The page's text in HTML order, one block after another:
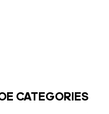
CATEGORIES